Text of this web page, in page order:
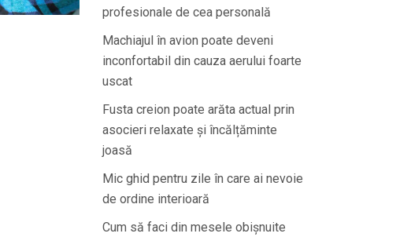
profesionale de cea personală
Machiajul în avion poate deveni
inconfortabil din cauza aerului foarte
uscat
Fusta creion poate arăta actual prin
asocieri relaxate și încălțăminte
joasă
Mic ghid pentru zile în care ai nevoie
de ordine interioară
Cum să faci din mesele obișnuite